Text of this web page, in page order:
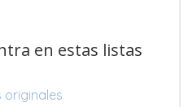
en estas listas
originales